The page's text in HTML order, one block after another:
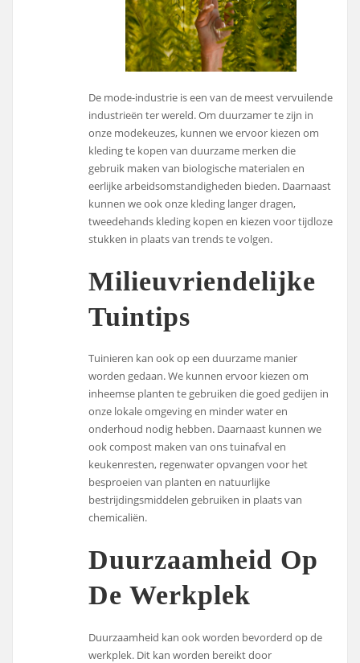
De mode-industrie is een van de meest vervuilende
industrieën ter wereld. Om duurzamer te zijn in
onze modekeuzes, kunnen we ervoor kiezen om
kleding te kopen van duurzame merken die
gebruik maken van biologische materialen en
eerlijke arbeidsomstandigheden bieden. Daarnaast
kunnen we ook onze kleding langer dragen,
tweedehands kleding kopen en kiezen voor tijdloze
stukken in plaats van trends te volgen.
Milieuvriendelijke
Tuintips
Tuinieren kan ook op een duurzame manier
worden gedaan. We kunnen ervoor kiezen om
inheemse planten te gebruiken die goed gedijen in
onze lokale omgeving en minder water en
onderhoud nodig hebben. Daarnaast kunnen we
ook compost maken van ons tuinafval en
keukenresten, regenwater opvangen voor het
besproeien van planten en natuurlijke
bestrijdingsmiddelen gebruiken in plaats van
chemicaliën.
Duurzaamheid Op
De Werkplek
Duurzaamheid kan ook worden bevorderd op de
werkplek. Dit kan worden bereikt door